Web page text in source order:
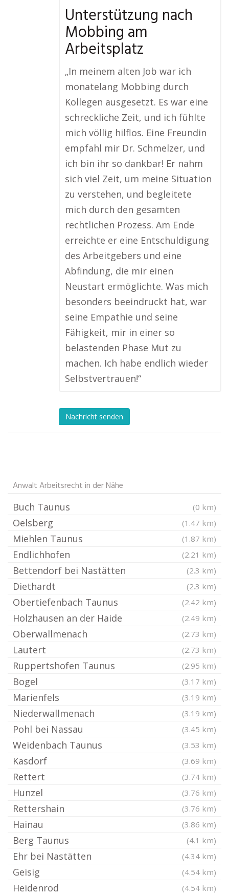
Unterstützung nach
Mobbing am
Arbeitsplatz
„In meinem alten Job war ich
monatelang Mobbing durch
Kollegen ausgesetzt. Es war eine
schreckliche Zeit, und ich fühlte
mich völlig hilflos. Eine Freundin
empfahl mir Dr. Schmelzer, und
ich bin ihr so dankbar! Er nahm
sich viel Zeit, um meine Situation
zu verstehen, und begleitete
mich durch den gesamten
rechtlichen Prozess. Am Ende
erreichte er eine Entschuldigung
des Arbeitgebers und eine
Abfindung, die mir einen
Neustart ermöglichte. Was mich
besonders beeindruckt hat, war
seine Empathie und seine
Fähigkeit, mir in einer so
belastenden Phase Mut zu
machen. Ich habe endlich wieder
Selbstvertrauen!“
Nachricht senden
Anwalt Arbeitsrecht in der Nähe
Buch Taunus (0 km)
Oelsberg (1.47 km)
Miehlen Taunus (1.87 km)
Endlichhofen (2.21 km)
Bettendorf bei Nastätten (2.3 km)
Diethardt (2.3 km)
Obertiefenbach Taunus (2.42 km)
Holzhausen an der Haide (2.49 km)
Oberwallmenach (2.73 km)
Lautert (2.73 km)
Ruppertshofen Taunus (2.95 km)
Bogel (3.17 km)
Marienfels (3.19 km)
Niederwallmenach (3.19 km)
Pohl bei Nassau (3.45 km)
Weidenbach Taunus (3.53 km)
Kasdorf (3.69 km)
Rettert (3.74 km)
Hunzel (3.76 km)
Rettershain (3.76 km)
Hainau (3.86 km)
Berg Taunus (4.1 km)
Ehr bei Nastätten (4.34 km)
Geisig (4.54 km)
Heidenrod (4.54 km)